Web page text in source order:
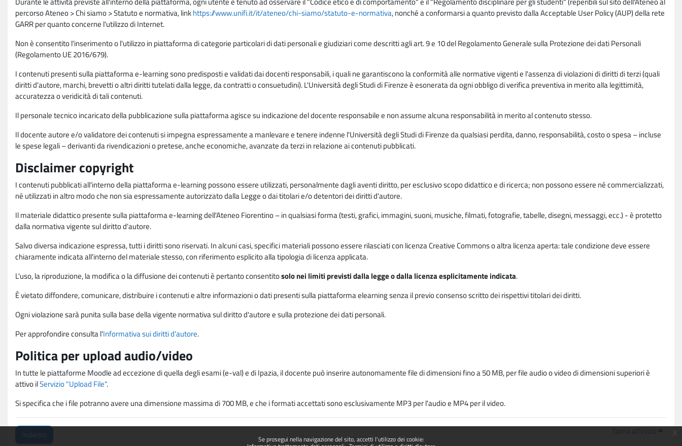
Se prosegui nella navigazione del sito, accetti l'utilizzo dei cookie:
percorso Ateneo > Chi siamo > Statuto e normativa, linkhttps://www.unifi.it/it/ateneo/chi-siamo/statuto-e-normativa, nonché a conformarsi a quanto previsto dalla Acceptable User Policy (AUP) della rete
GARR per quanto concerne l'utilizzo di Internet.
Non è consentito l'inserimento o l'utilizzo in piattaforma di categorie particolari di dati personali e giudiziari come descritti agli art. 9 e 10 del Regolamento Generale sulla Protezione dei dati Personali
(Regolamento UE 2016/679).
I contenuti presenti sulla piattaforma e-learning sono predisposti e validati dai docenti responsabili, i quali ne garantiscono la conformità alle normative vigenti e l'assenza di violazioni di diritti di terzi (quali
diritti d'autore, marchi, brevetti o altri diritti tutelati dalla legge, da contratti o consuetudini). L'Università degli Studi di Firenze è esonerata da ogni obbligo di verifica preventiva in merito alla legittimità,
accuratezza o veridicità di tali contenuti.
Il personale tecnico incaricato della pubblicazione sulla piattaforma agisce su indicazione del docente responsabile e non assume alcuna responsabilità in merito al contenuto stesso.
Il docente autore e/o validatore dei contenuti si impegna espressamente a manlevare e tenere indenne l'Università degli Studi di Firenze da qualsiasi perdita, danno, responsabilità, costo o spesa – incluse
le spese legali – derivanti da rivendicazioni o pretese, anche economiche, avanzate da terzi in relazione ai contenuti pubblicati.
Disclaimer copyright
I contenuti pubblicati all'interno della piattaforma e-learning possono essere utilizzati, personalmente dagli aventi diritto, per esclusivo scopo didattico e di ricerca; non possono essere né commercializzati,
né utilizzati in altro modo che non sia espressamente autorizzato dalla Legge o dai titolari e/o detentori dei diritti d'autore.
Il materiale didattico presente sulla piattaforma e-learning dell'Ateneo Fiorentino – in qualsiasi forma (testi, grafici, immagini, suoni, musiche, filmati, fotografie, tabelle, disegni, messaggi, ecc.) - è protetto
dalla normativa vigente sul diritto d'autore.
Salvo diversa indicazione espressa, tutti i diritti sono riservati. In alcuni casi, specifici materiali possono essere rilasciati con licenza Creative Commons o altra licenza aperta: tale condizione deve essere
chiaramente indicata all'interno del materiale stesso, con riferimento esplicito alla tipologia di licenza applicata.
L'uso, la riproduzione, la modifica o la diffusione dei contenuti è pertanto consentitosolo nei limiti previsti dalla legge o dalla licenza esplicitamente indicata.
È vietato diffondere, comunicare, distribuire i contenuti e altre informazioni o dati presenti sulla piattaforma elearning senza il previo consenso scritto dei rispettivi titolari dei diritti.
Ogni violazione sarà punita sulla base della vigente normativa sul diritto d'autore e sulla protezione dei dati personali.
Per approfondire consulta l'Informativa sui diritti d'autore.
Politica per upload audio/video
In tutte le piattaforme Moodle ad eccezione di quella degli esami (e-val) e di Ipazia, il docente può inserire autonomamente file di dimensioni fino a 50 MB, per file audio o video di dimensioni superiori è
attivo ilServizio "Upload File".
Si specifica che i file potranno avere una dimensione massima di 700 MB, e che i formati accettati sono esclusivamente MP3 per l'audio e MP4 per il video.
Indietro Torna all'inizio